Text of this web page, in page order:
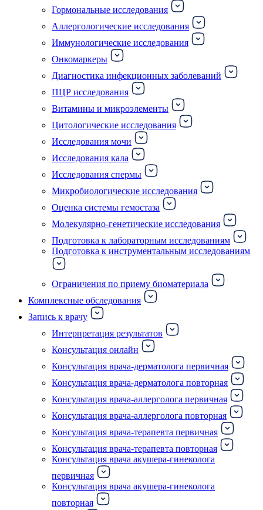
Гормональные исследования
Аллергологические исследования
Иммунологические исследования
Онкомаркеры
Диагностика инфекционных заболеваний
ПЦР исследования
Витамины и микроэлементы
Цитологические исследования
Исследования мочи
Исследования кала
Исследования спермы
Микробиологические исследования
Оценка системы гемостаза
Молекулярно-генетические исследования
Подготовка к лабораторным исследованиям
Подготовка к инструментальным исследованиям
Ограничения по приему биоматериала
Комплексные обследования
Запись к врачу
Интерпретация результатов
Консультация онлайн
Консультация врача-дерматолога первичная
Консультация врача-дерматолога повторная
Консультация врача-аллерголога первичная
Консультация врача-аллерголога повторная
Консультация врача-терапевта первичная
Консультация врача-терапевта повторная
Консультация врача акушера-гинеколога
первичная
Консультация врача акушера-гинеколога
повторная